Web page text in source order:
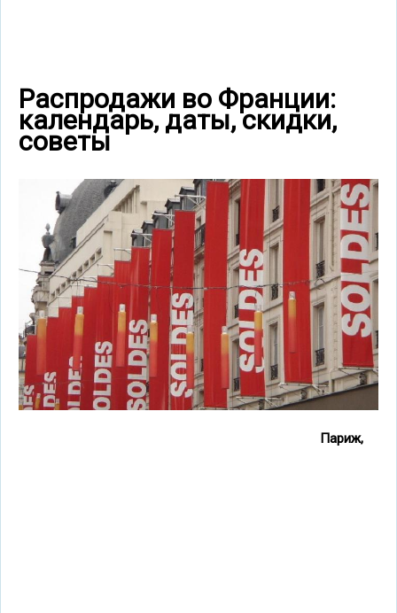
Распродажи во Франции:
календарь, даты, скидки,
советы
Париж,